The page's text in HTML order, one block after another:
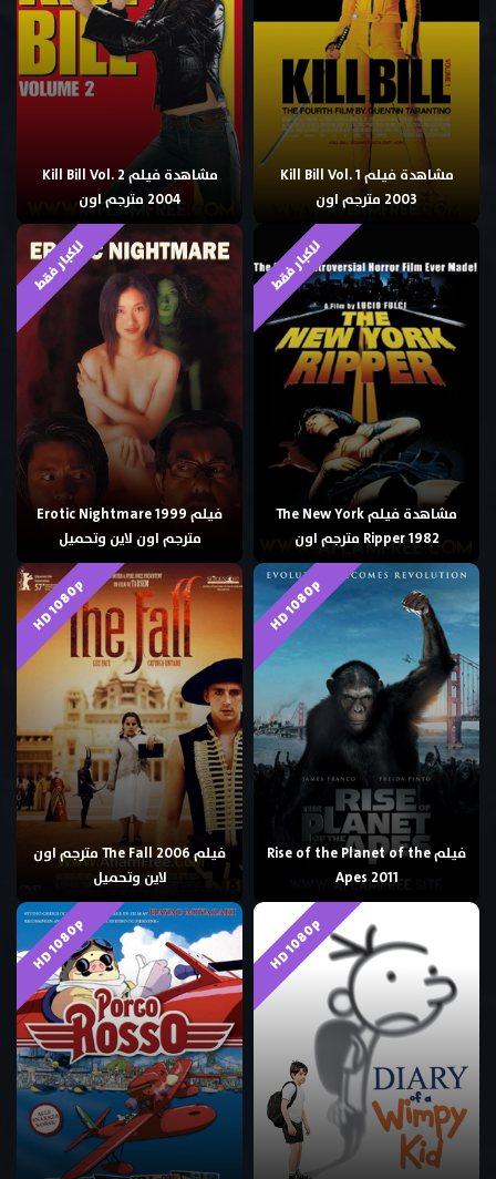
مشاهدة فيلم Kill Bill Vol. 1
2003 مترجم اون
مشاهدة فيلم Kill Bill Vol. 2
2004 مترجم اون
للكبار فقط
مشاهدة فيلم The New York
Ripper 1982 مترجم اون
للكبار فقط
فيلم Erotic Nightmare 1999
مترجم اون لاين وتحميل
HD 1080p
فيلم Rise of the Planet of the
Apes 2011
HD 1080p
فيلم The Fall 2006 مترجم اون
لاين وتحميل
HD 1080p
HD 1080p